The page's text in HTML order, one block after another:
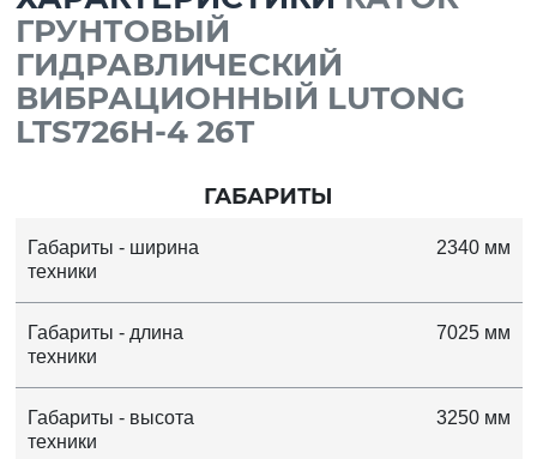
ГРУНТОВЫЙ
ГИДРАВЛИЧЕСКИЙ
ВИБРАЦИОННЫЙ LUTONG
LTS726H-4 26Т
ГАБАРИТЫ
Габариты - ширина
техники
2340 мм
Габариты - длина
техники
7025 мм
Габариты - высота
техники
3250 мм